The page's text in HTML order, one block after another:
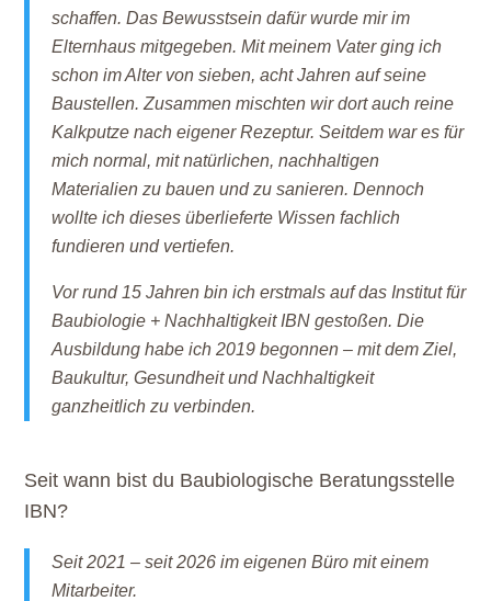
schaffen. Das Bewusstsein dafür wurde mir im
Elternhaus mitgegeben. Mit meinem Vater ging ich
schon im Alter von sieben, acht Jahren auf seine
Baustellen. Zusammen mischten wir dort auch reine
Kalkputze nach eigener Rezeptur. Seitdem war es für
mich normal, mit natürlichen, nachhaltigen
Materialien zu bauen und zu sanieren. Dennoch
wollte ich dieses überlieferte Wissen fachlich
fundieren und vertiefen.
Vor rund 15 Jahren bin ich erstmals auf das Institut für
Baubiologie + Nachhaltigkeit IBN gestoßen. Die
Ausbildung habe ich 2019 begonnen – mit dem Ziel,
Baukultur, Gesundheit und Nachhaltigkeit
ganzheitlich zu verbinden.
Seit wann bist du Baubiologische Beratungsstelle
IBN?
Seit 2021 – seit 2026 im eigenen Büro mit einem
Mitarbeiter.